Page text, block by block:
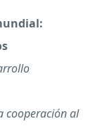
cooperación al